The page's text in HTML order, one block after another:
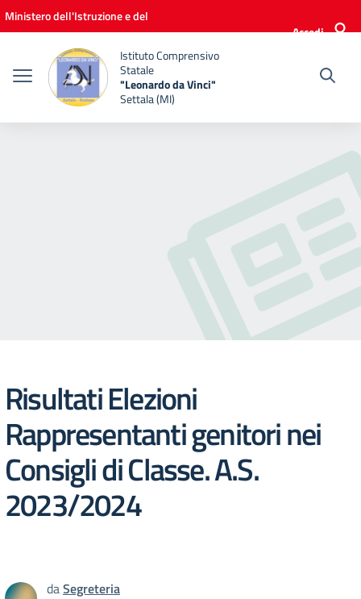
Vai ai contenuti
Vai al menu di navigazione
Vai al footer
Ministero dell'Istruzione e del
Accedi
Istituto Comprensivo
Statale
"Leonardo da Vinci"
Settala (MI)
Risultati Elezioni
Rappresentanti genitori nei
Consigli di Classe. A.S.
2023/2024
daSegreteria